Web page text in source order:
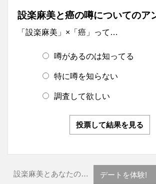
設楽麻美と癌の噂についてのア
「設楽麻美」×「癌」って…
噂があるのは知ってる
特に噂を知らない
調査して欲しい
投票して結果を見る
設楽麻美とあなたの… デートを体験!